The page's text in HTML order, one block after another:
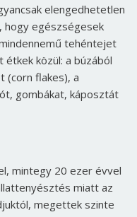
elengedhetetlen
hogy egészségesek
tehéntejet
közül: a búzából
(corn flakes), a
gombákat, káposztát
mintegy 20 ezer évvel
miatt az
megettek szinte